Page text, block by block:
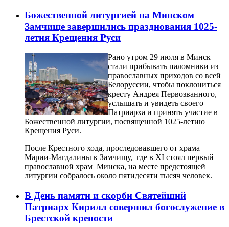
Божественной литургией на Минском
Замчище завершились празднования 1025-
летия Крещения Руси
Рано утром 29 июля в Минск
стали прибывать паломники из
православных приходов со всей
Белоруссии, чтобы поклониться
кресту Андрея Первозванного,
услышать и увидеть своего
Патриарха и принять участие в
Божественной литургии, посвященной 1025-летию
Крещения Руси.
После Крестного хода, проследовавшего от храма
Марии-Магдалины к Замчищу, где в XI стоял первый
православной храм Минска, на месте предстоящей
литургии собралось около пятидесяти тысяч человек.
В День памяти и скорби Святейший
Патриарх Кирилл совершил богослужение в
Брестской крепости